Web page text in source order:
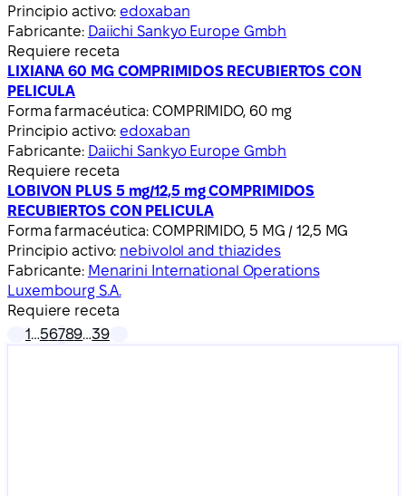
Principio activo: edoxaban
Fabricante: Daiichi Sankyo Europe Gmbh
Requiere receta
LIXIANA 60 MG COMPRIMIDOS RECUBIERTOS CON
PELICULA
Forma farmacéutica: COMPRIMIDO, 60 mg
Principio activo: edoxaban
Fabricante: Daiichi Sankyo Europe Gmbh
Requiere receta
LOBIVON PLUS 5 mg/12,5 mg COMPRIMIDOS
RECUBIERTOS CON PELICULA
Forma farmacéutica: COMPRIMIDO, 5 MG / 12,5 MG
Principio activo: nebivolol and thiazides
Fabricante: Menarini International Operations
Luxembourg S.A.
Requiere receta
1…56789…39